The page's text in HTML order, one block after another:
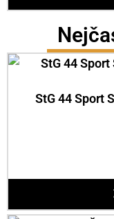
StG 44 Sport